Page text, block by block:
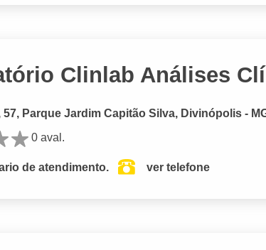
Clinlab Análises
57, Parque Jardim Capitão Silva, Divinópolis -
0 aval.
de atendimento. ver telefone